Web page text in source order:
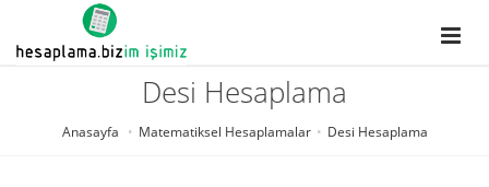
Desi Hesaplama
Anasayfa Matematiksel Hesaplamalar Desi Hesaplama